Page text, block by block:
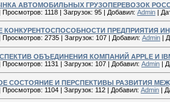
АВТОМОБИЛЬНЫХ ГРУЗОПЕРЕВОЗОК
Просмотров: 1118 | Загрузок: 95 | Добавил: Admin |
КОНКУРЕНТОСПОСОБНОСТИ ПРЕДПРИЯТИЯ
Просмотров: 2735 Загрузок: 107 Добавил: Admin
ОБЪЕДИНЕНИЯ КОМПАНИЙ APPLE И
Просмотров: 1131 | Загрузок: 107 | Добавил: Admin |
СОСТОЯНИЕ И ПЕРСПЕКТИВЫ РАЗВИТИЯ
Просмотров: 1104 | Загрузок: 112 | Добавил: Admin |